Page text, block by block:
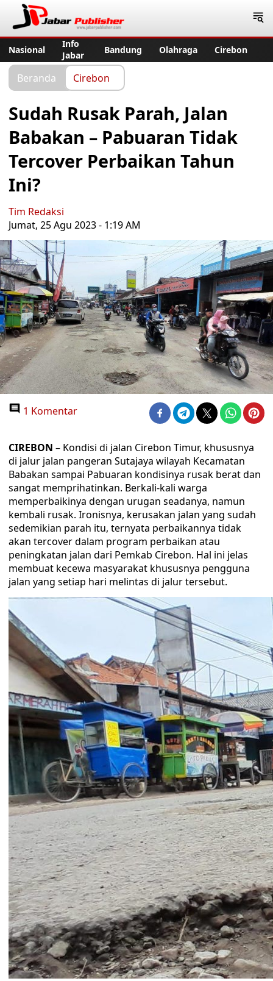
Nasional
Info
Jabar
Bandung Olahraga Cirebon
Beranda Cirebon
Sudah Rusak Parah, Jalan
Babakan – Pabuaran Tidak
Tercover Perbaikan Tahun
Ini?
Tim Redaksi
Jumat, 25 Agu 2023 - 1:19 AM
1 Komentar
CIREBON – Kondisi di jalan Cirebon Timur, khususnya
di jalur jalan pangeran Sutajaya wilayah Kecamatan
Babakan sampai Pabuaran kondisinya rusak berat dan
sangat memprihatinkan. Berkali-kali warga
memperbaikinya dengan urugan seadanya, namun
kembali rusak. Ironisnya, kerusakan jalan yang sudah
sedemikian parah itu, ternyata perbaikannya tidak
akan tercover dalam program perbaikan atau
peningkatan jalan dari Pemkab Cirebon. Hal ini jelas
membuat kecewa masyarakat khususnya pengguna
jalan yang setiap hari melintas di jalur tersebut.